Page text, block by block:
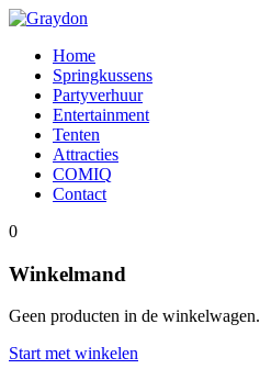
Home
Springkussens
Partyverhuur
Entertainment
Tenten
Attracties
COMIQ
Contact
0
Winkelmand
Geen producten in de winkelwagen.
Start met winkelen